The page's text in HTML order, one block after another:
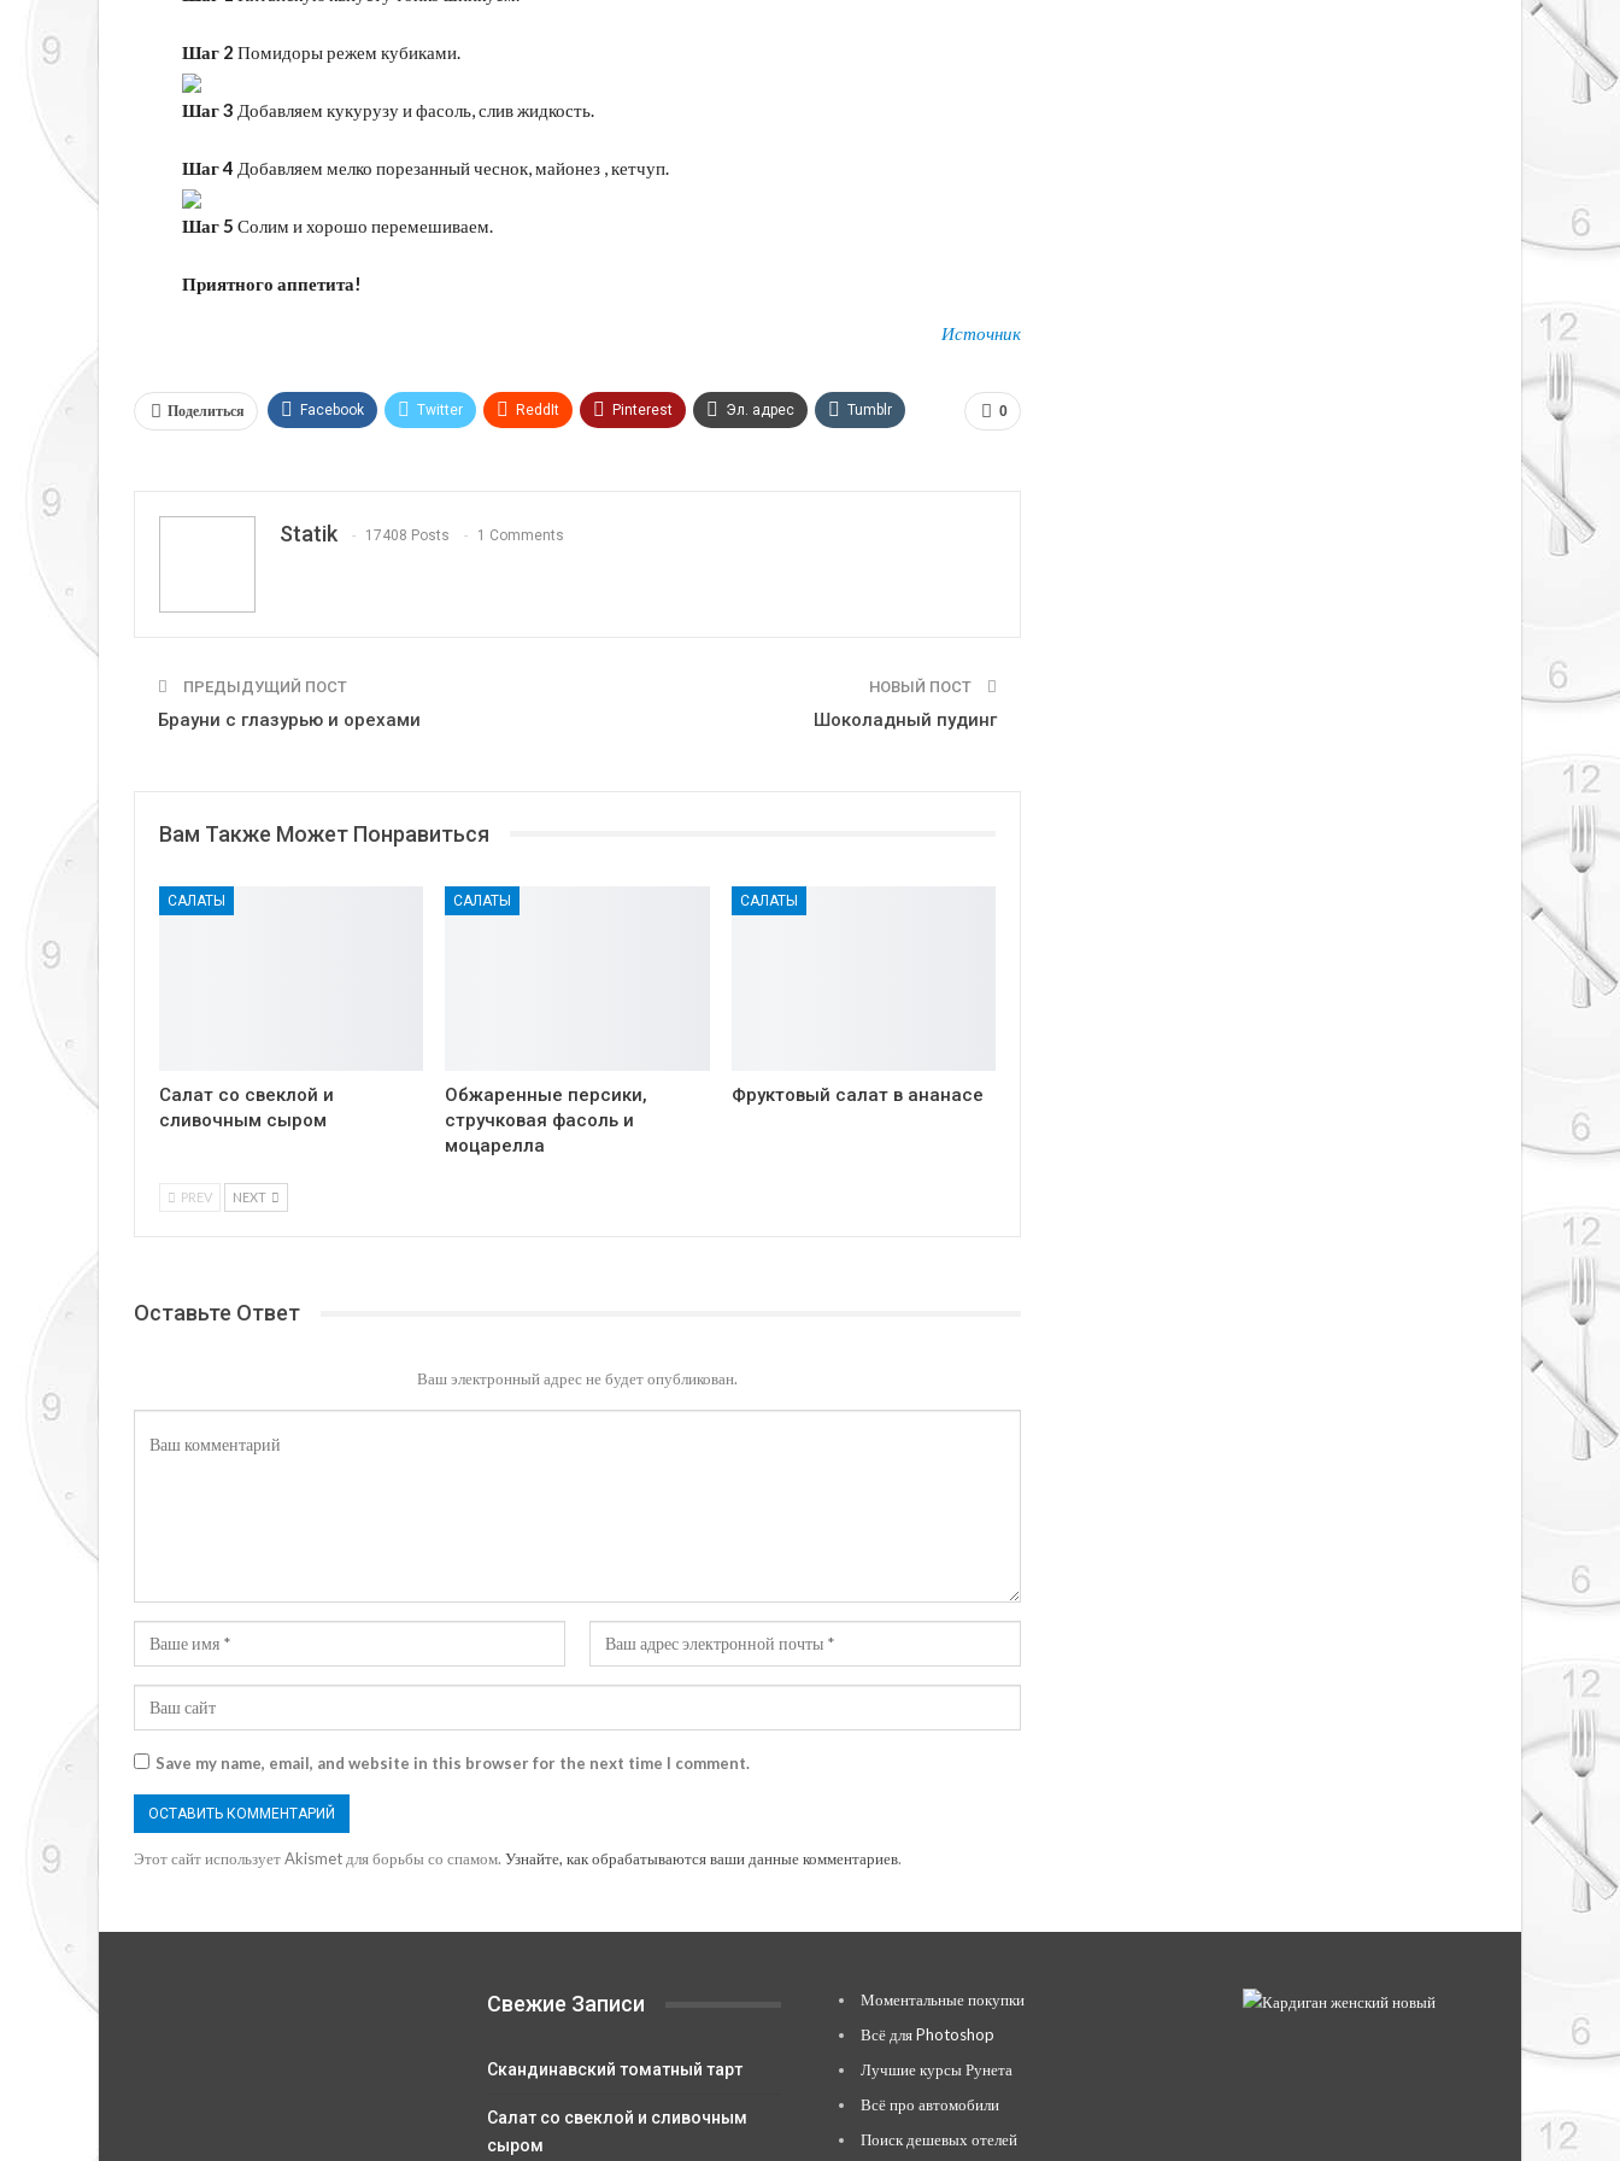
Шаг 2 Помидоры режем кубиками.
Шаг 3 Добавляем кукурузу и фасоль, слив жидкость.
Шаг 4 Добавляем мелко порезанный чеснок, майонез , кетчуп.
Шаг 5 Солим и хорошо перемешиваем.
Приятного аппетита!
Источник
0
Поделиться Facebook Twitter ReddIt Pinterest Эл. адрес Tumblr
Statik 17408 Posts 1 Comments
ПРЕДЫДУЩИЙ ПОСТ
Брауни с глазурью и орехами
НОВЫЙ ПОСТ
Шоколадный пудинг
Вам Также Может Понравиться
САЛАТЫ
Салат со свеклой и
сливочным сыром
САЛАТЫ
Обжаренные персики,
стручковая фасоль и
моцарелла
САЛАТЫ
Фруктовый салат в ананасе
PREV NEXT
Оставьте Ответ
Ваш электронный адрес не будет опубликован.
Save my name, email, and website in this browser for the next time I comment.
Этот сайт использует Akismet для борьбы со спамом. Узнайте, как обрабатываются ваши данные комментариев.
Свежие Записи
Скандинавский томатный тарт
Салат со свеклой и сливочным
сыром
Моментальные покупки
Всё для Photoshop
Лучшие курсы Рунета
Всё про автомобили
Поиск дешевых отелей